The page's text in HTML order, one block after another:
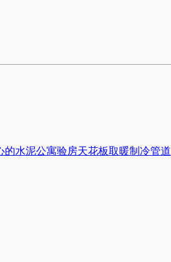
的水泥公寓验房天花板取暖制冷管道